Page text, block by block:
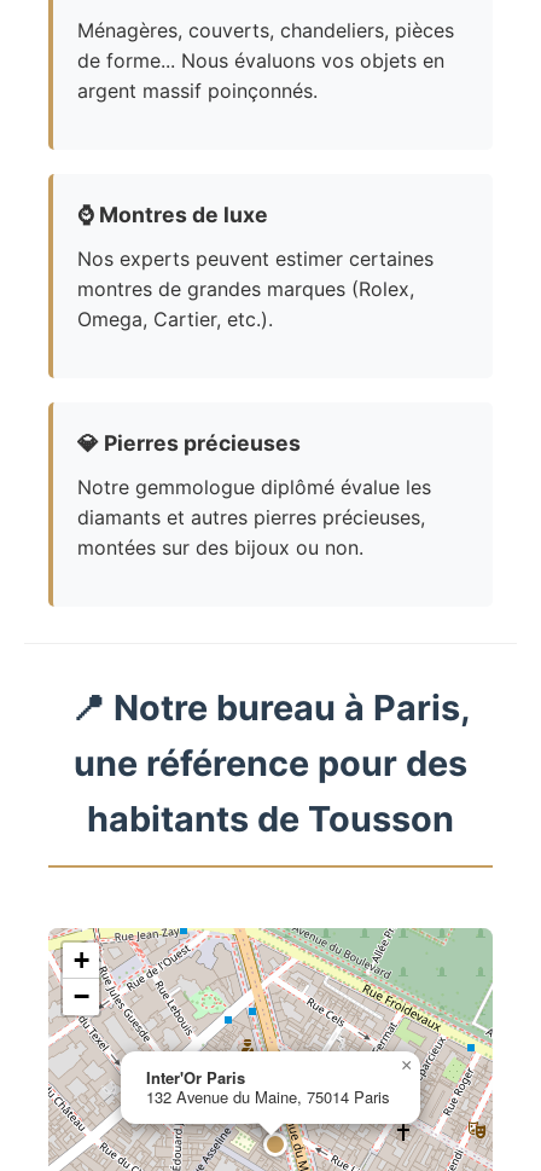
Ménagères, couverts, chandeliers, pièces
de forme... Nous évaluons vos objets en
argent massif poinçonnés.
⌚ Montres de luxe
Nos experts peuvent estimer certaines
montres de grandes marques (Rolex,
Omega, Cartier, etc.).
💎 Pierres précieuses
Notre gemmologue diplômé évalue les
diamants et autres pierres précieuses,
montées sur des bijoux ou non.
📍 Notre bureau à Paris,
une référence pour des
habitants de Tousson
Inter'Or Paris
132 Avenue du Maine, 75014 Paris
×
+
−